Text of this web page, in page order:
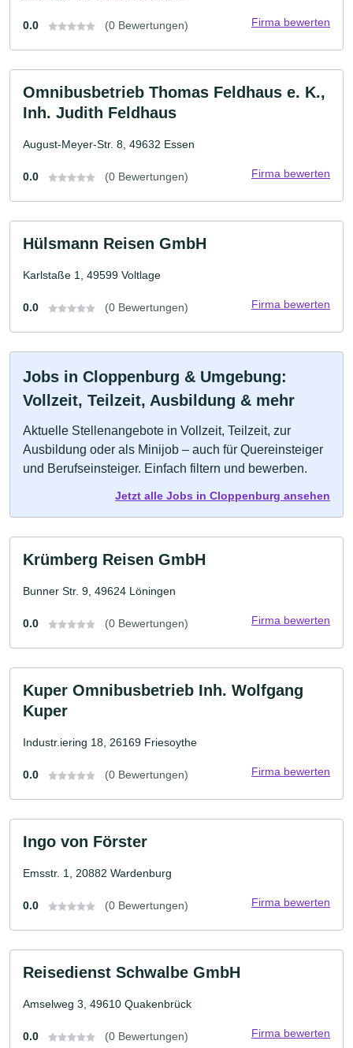
0.0 (0 Bewertungen) Firma bewerten
Omnibusbetrieb Thomas Feldhaus e. K.,
Inh. Judith Feldhaus
August-Meyer-Str. 8, 49632 Essen
0.0 (0 Bewertungen) Firma bewerten
Hülsmann Reisen GmbH
Karlstaße 1, 49599 Voltlage
0.0 (0 Bewertungen) Firma bewerten
Jobs in Cloppenburg & Umgebung:
Vollzeit, Teilzeit, Ausbildung & mehr
Aktuelle Stellenangebote in Vollzeit, Teilzeit, zur
Ausbildung oder als Minijob – auch für Quereinsteiger
und Berufseinsteiger. Einfach filtern und bewerben.
Jetzt alle Jobs in Cloppenburg ansehen
Krümberg Reisen GmbH
Bunner Str. 9, 49624 Löningen
0.0 (0 Bewertungen) Firma bewerten
Kuper Omnibusbetrieb Inh. Wolfgang
Kuper
Industr.iering 18, 26169 Friesoythe
0.0 (0 Bewertungen) Firma bewerten
Ingo von Förster
Emsstr. 1, 20882 Wardenburg
0.0 (0 Bewertungen) Firma bewerten
Reisedienst Schwalbe GmbH
Amselweg 3, 49610 Quakenbrück
0.0 (0 Bewertungen) Firma bewerten